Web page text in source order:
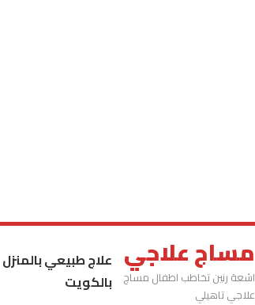
مساج علاجي
اشعة رنين تخاطب اطفال مساج
علاجي تاهيلي
علاج طبيعي بالمنزل
بالكويت